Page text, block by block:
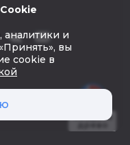
аналитики и
вы
cookie в
Создать